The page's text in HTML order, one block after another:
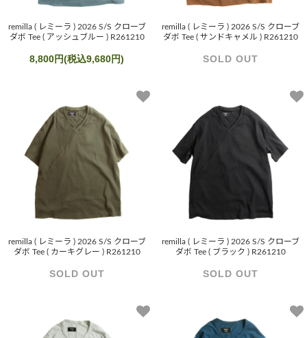
remilla ( レミーラ ) 2026 S/S クローブ
ダボ Tee ( アッシュブルー ) R261210
8,800円(税込9,680円)
remilla ( レミーラ ) 2026 S/S クローブ
ダボ Tee ( サンドキャメル ) R261210
SOLD OUT
remilla ( レミーラ ) 2026 S/S クローブ
ダボ Tee ( カーキグレー ) R261210
SOLD OUT
remilla ( レミーラ ) 2026 S/S クローブ
ダボ Tee ( ブラック ) R261210
SOLD OUT